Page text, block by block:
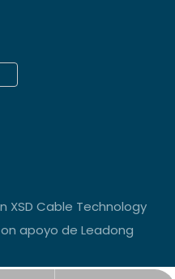
XSD Cable Technology
apoyo de Leadong